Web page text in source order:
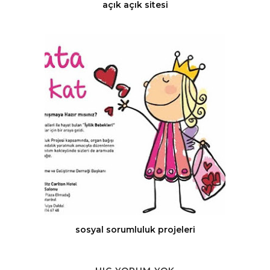
açık açık sitesi
sosyal sorumluluk projeleri